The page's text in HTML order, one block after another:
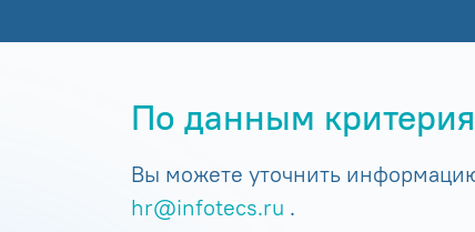
По данным
Вы можете уточнить
hr@infotecs.ru .